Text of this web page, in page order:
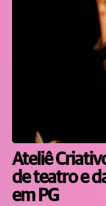
Ateliê
de teatro e
em PG